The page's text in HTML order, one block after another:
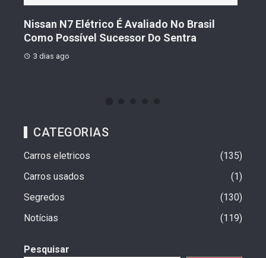
Nissan N7 Elétrico É Avaliado No Brasil
Como Possível Sucessor Do Sentra
3 dias ago
CATEGORIAS
Carros eletricos
135
Carros usados
1
Segredos
130
Notícias
119
Pesquisar